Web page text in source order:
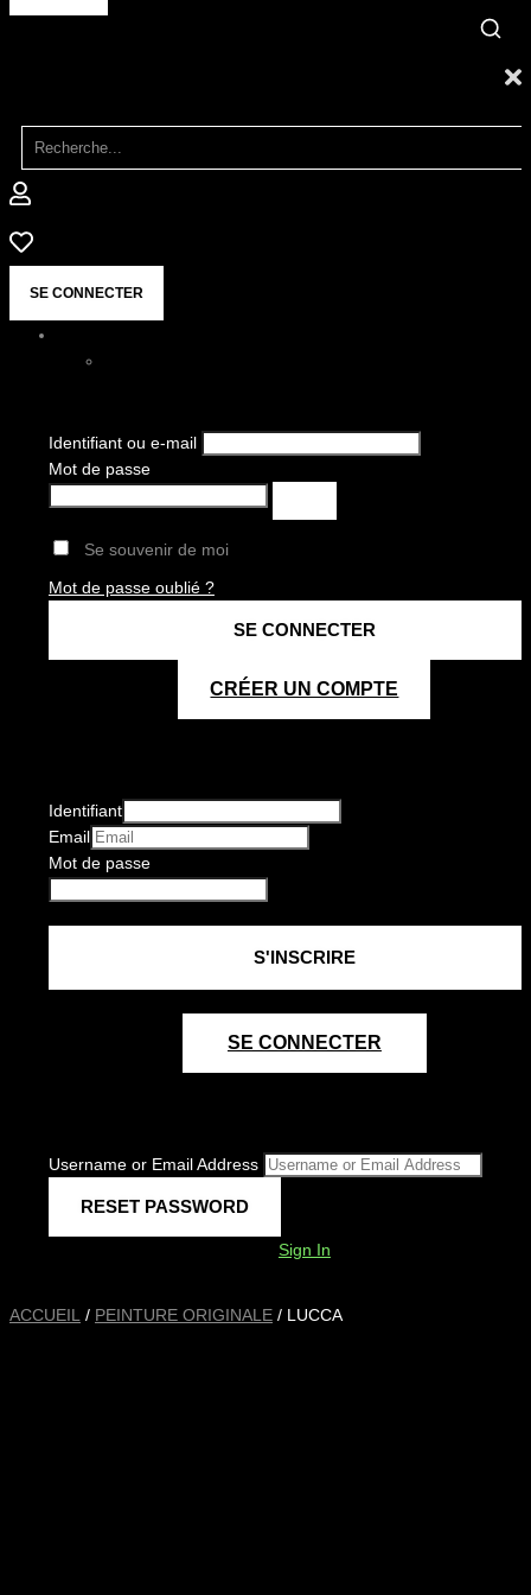
SE CONNECTER
Identifiant ou e-mail
Mot de passe
Se souvenir de moi
Mot de passe oublié ?
CRÉER UN COMPTE
Identifiant
Email
Mot de passe
SE CONNECTER
Username or Email Address
Sign In
ACCUEIL / PEINTURE ORIGINALE / LUCCA